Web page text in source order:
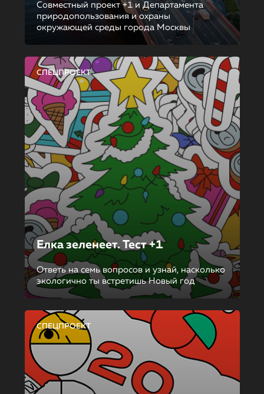
Совместный проект +1 и Департамента
природопользования и охраны
окружающей среды города Москвы
СПЕЦПРОЕКТ
Елка зеленеет. Тест +1
Ответь на семь вопросов и узнай, насколько
экологично ты встретишь Новый год
СПЕЦПРОЕКТ